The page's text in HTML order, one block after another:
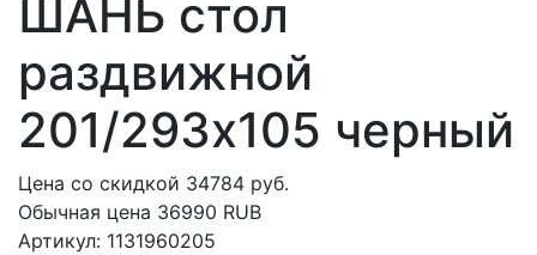
ШАНЬ стол
раздвижной
201/293x105 черный
Цена со скидкой 34784 руб.
Обычная цена 36990 RUB
Артикул: 1131960205